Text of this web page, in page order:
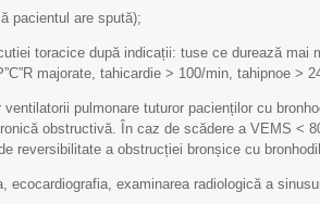
pacientul are spută);
toracice după indicații: tuse ce durează mai
majorate, tahicardie > 100/min, tahipnoe >
pulmonare tuturor pacienților cu
obstructivă. În caz de scădere a VEMS <
reversibilitate a obstrucției bronșice cu
ecocardiografia, examinarea radiologică a